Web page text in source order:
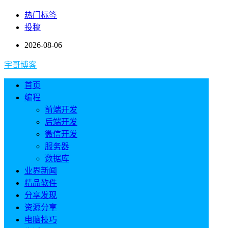
热门标签
投稿
2026-08-06
宇哥博客
首页
编程
前端开发
后端开发
微信开发
服务器
数据库
业界新闻
精品软件
分享发现
资源分享
电脑技巧